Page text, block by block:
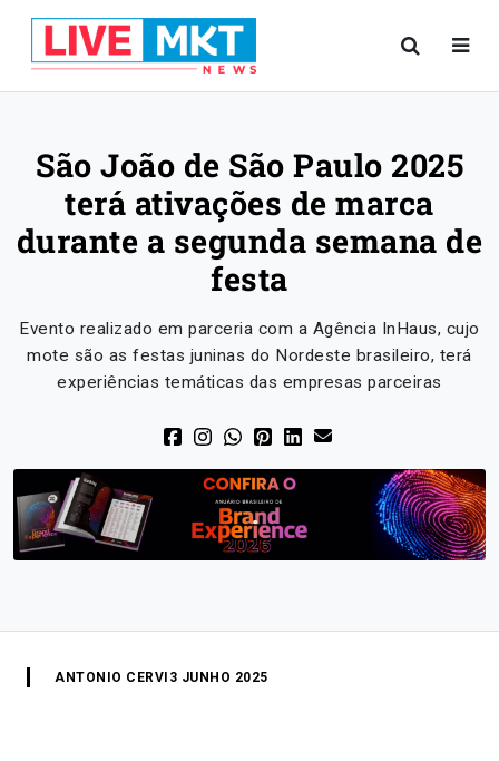
São João de São Paulo 2025
terá ativações de marca
durante a segunda semana de
festa
Evento realizado em parceria com a Agência InHaus, cujo
mote são as festas juninas do Nordeste brasileiro, terá
experiências temáticas das empresas parceiras
ANTONIO CERVI 3 JUNHO 2025